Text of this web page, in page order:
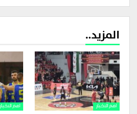
المزيد..
اهم الاخبار اهم الاخبار